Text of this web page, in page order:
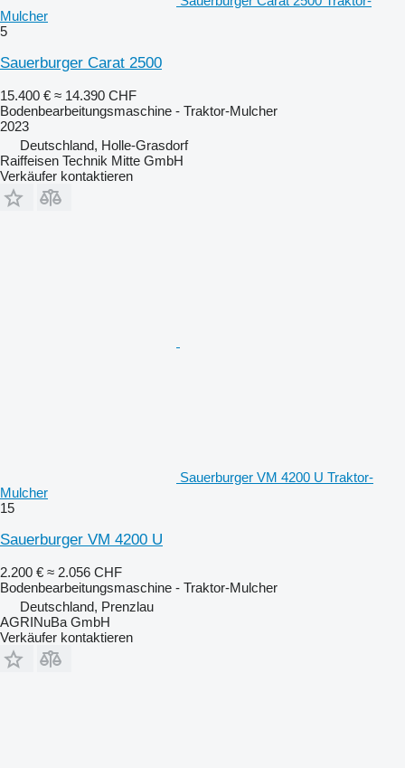
Mulcher
5
Sauerburger Carat 2500
15.400 € ≈ 14.390 CHF
Bodenbearbeitungsmaschine - Traktor-Mulcher
2023
Deutschland, Holle-Grasdorf
Raiffeisen Technik Mitte GmbH
Verkäufer kontaktieren
Sauerburger VM 4200 U Traktor-
Mulcher
15
Sauerburger VM 4200 U
2.200 € ≈ 2.056 CHF
Bodenbearbeitungsmaschine - Traktor-Mulcher
Deutschland, Prenzlau
AGRINuBa GmbH
Verkäufer kontaktieren